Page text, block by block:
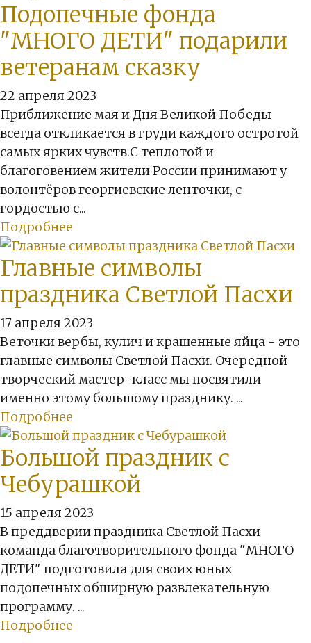
Подопечные фонда
"МНОГО ДЕТИ" подарили
ветеранам сказку
22 апреля 2023
Приближение мая и Дня Великой Победы
всегда откликается в груди каждого остротой
самых ярких чувств.С теплотой и
благоговением жители России принимают у
волонтёров георгиевские ленточки, с
гордостью с...
Подробнее
Главные символы
праздника Светлой Пасхи
17 апреля 2023
Веточки вербы, кулич и крашенные яйца - это
главные символы Светлой Пасхи. Очередной
творческий мастер-класс мы посвятили
именно этому большому празднику. ...
Подробнее
Большой праздник с
Чебурашкой
15 апреля 2023
В преддверии праздника Светлой Пасхи
команда благотворительного фонда "МНОГО
ДЕТИ" подготовила для своих юных
подопечных обширную развлекательную
программу. ...
Подробнее